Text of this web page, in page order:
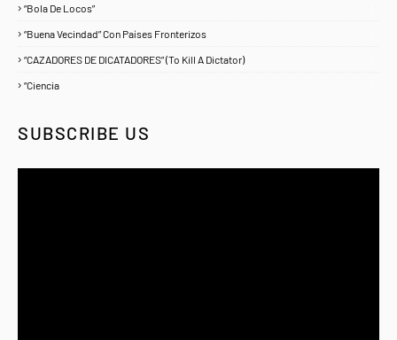
“Bola De Locos”
“Buena Vecindad” Con Países Fronterizos
“CAZADORES DE DICATADORES” (To Kill A Dictator)
“Ciencia
SUBSCRIBE US